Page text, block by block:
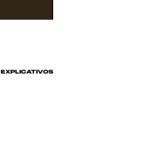
EXPLICATIVOS